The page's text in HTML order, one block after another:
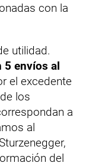
con la
utilidad.
5 envíos al
el excedente
los
a
al
del